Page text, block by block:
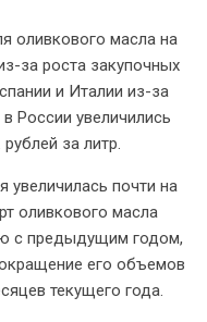
оливкового масла на
за роста закупочных
и Италии из-за
России увеличились
за литр.
увеличилась почти на
оливкового масла
с предыдущим годом,
его объемов
текущего года.